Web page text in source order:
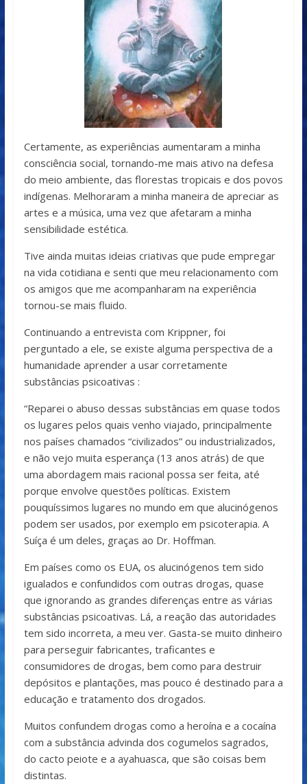
Certamente, as experiências aumentaram a minha
consciência social, tornando-me mais ativo na defesa
do meio ambiente, das florestas tropicais e dos povos
indígenas. Melhoraram a minha maneira de apreciar as
artes e a música, uma vez que afetaram a minha
sensibilidade estética.
Tive ainda muitas ideias criativas que pude empregar
na vida cotidiana e senti que meu relacionamento com
os amigos que me acompanharam na experiência
tornou-se mais fluido.
Continuando a entrevista com Krippner, foi
perguntado a ele, se existe alguma perspectiva de a
humanidade aprender a usar corretamente
substâncias psicoativas :
“Reparei o abuso dessas substâncias em quase todos
os lugares pelos quais venho viajado, principalmente
nos países chamados “civilizados” ou industrializados,
e não vejo muita esperança (13 anos atrás) de que
uma abordagem mais racional possa ser feita, até
porque envolve questões políticas. Existem
pouquíssimos lugares no mundo em que alucinógenos
podem ser usados, por exemplo em psicoterapia. A
Suíça é um deles, graças ao Dr. Hoffman.
Em países como os EUA, os alucinógenos tem sido
igualados e confundidos com outras drogas, quase
que ignorando as grandes diferenças entre as várias
substâncias psicoativas. Lá, a reação das autoridades
tem sido incorreta, a meu ver. Gasta-se muito dinheiro
para perseguir fabricantes, traficantes e
consumidores de drogas, bem como para destruir
depósitos e plantações, mas pouco é destinado para a
educação e tratamento dos drogados.
Muitos confundem drogas como a heroína e a cocaína
com a substância advinda dos cogumelos sagrados,
do cacto peiote e a ayahuasca, que são coisas bem
distintas.